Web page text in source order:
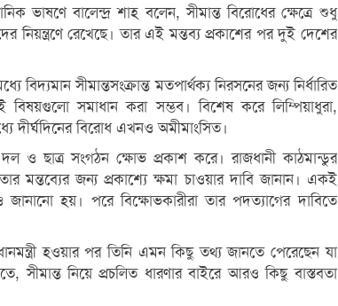
ভাষণে বালেন্দ্র শাহ বলেন, সীমান্ত বিরোধের ক্ষেত্রে শুধু
রেখেছে। তার এই মন্তব্য প্রকাশের পর দুই দেশের
সীমান্তসংক্রান্ত মতপার্থক্য নিরসনের জন্য নির্ধারিত
বিষয়গুলো সমাধান করা সম্ভব। বিশেষ করে লিম্পিয়াধুরা,
দীর্ঘদিনের বিরোধ এখনও অমীমাংসিত।
দল ও ছাত্র সংগঠন ক্ষোভ প্রকাশ করে। রাজধানী কাঠমান্ডুর
মন্তব্যের জন্য প্রকাশ্যে ক্ষমা চাওয়ার দাবি জানান। একই
জানানো হয়। পরে বিক্ষোভকারীরা তার পদত্যাগের দাবিতে
হওয়ার পর তিনি এমন কিছু তথ্য জানতে পেরেছেন যা
সীমান্ত নিয়ে প্রচলিত ধারণার বাইরে আরও কিছু বাস্তবতা